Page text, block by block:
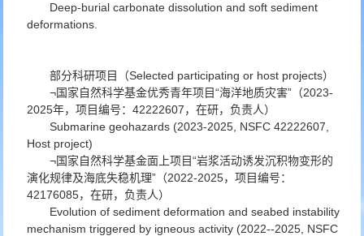
Deep-burial carbonate dissolution and soft sediment
deformations.
部分科研项目（Selected participating or host projects）
¬国家自然科学基金优秀青年项目“海洋地质灾害”（2023-
2025年，项目编号：42222607，在研，负责人）
Submarine geohazards (2023-2025, NSFC 42222607,
Host project)
¬国家自然科学基金面上项目“岩浆活动诱发沉积物变形的
演化规律及海底失稳机理”（2022-2025，项目编号：
42176085，在研，负责人）
Evolution of sediment deformation and seabed instability
mechanism triggered by igneous activity (2022--2025, NSFC